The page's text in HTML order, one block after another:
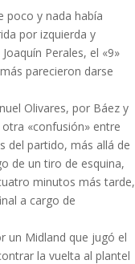
poco y nada había
por izquierda y
Perales, el «9»
parecieron darse
Olivares, por Báez y
«confusión» entre
del partido, más allá de
de un tiro de esquina,
minutos más tarde,
a cargo de
un Midland que jugó el
la vuelta al plantel